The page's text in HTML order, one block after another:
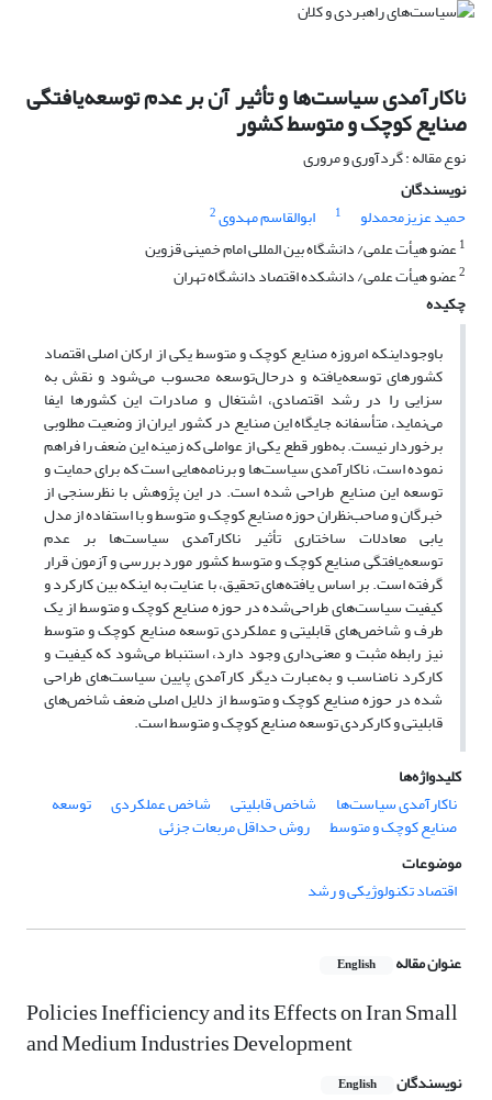
ناکارآمدی سیاست‌ها و تأثیر آن بر عدم توسعه‌یافتگی
صنایع کوچک و متوسط کشور
نوع مقاله : گردآوری و مروری
نویسندگان
حمید عزیزمحمدلو
1 ابوالقاسم مهدوی2
1عضو هیأت علمی/ دانشگاه بین المللی امام خمینی قزوین
2عضو هیأت علمی/ دانشکده اقتصاد دانشگاه تهران
چکیده
باوجوداینکه امروزه صنایع کوچک و متوسط یکی از ارکان اصلی اقتصاد
کشورهای توسعه‌یافته و درحال‌توسعه محسوب می‌شود و نقش به
سزایی را در رشد اقتصادی، اشتغال و صادرات این کشورها ایفا
می‌نماید، متأسفانه جایگاه این صنایع در کشور ایران از وضعیت مطلوبی
برخوردار نیست. به‌طور قطع یکی از عواملی که زمینه این ضعف را فراهم
نموده است، ناکارآمدی سیاست‌ها و برنامه‌هایی است که برای حمایت و
توسعه این صنایع طراحی شده است. در این پژوهش با نظرسنجی از
خبرگان و صاحب‌نظران حوزه صنایع کوچک و متوسط و با استفاده از مدل
یابی معادلات ساختاری تأثیر ناکارآمدی سیاست‌ها بر عدم
توسعه‌یافتگی صنایع کوچک و متوسط کشور مورد بررسی و آزمون قرار
گرفته است.بر اساس یافته‌های تحقیق، با عنایت به اینکه بین کارکرد و
کیفیت سیاست‌های طراحی‌شده در حوزه صنایع کوچک و متوسط از یک‌
طرف و شاخص‌های قابلیتی و عملکردی توسعه صنایع کوچک و متوسط
نیز رابطه مثبت و معنی‌داری وجود دارد، استنباط می‌شود که کیفیت و
کارکرد نامناسب و به‌عبارت‌ دیگر کارآمدی پایین سیاست‌های طراحی
‌شده در حوزه صنایع کوچک و متوسط‌از دلایل اصلی ضعف شاخص‌های
قابلیتی و کارکردیتوسعه صنایع کوچک و متوسط است.
کلیدواژه‌ها
ناکارآمدی سیاست‌ها
شاخص قابلیتی شاخص عملکردی توسعه
صنایع کوچک و متوسط
روش حداقل مربعات جزئی
موضوعات
اقتصاد تکنولوژیکی و رشد
عنوان مقاله English
Policies Inefficiency and its Effects on Iran Small
and Medium Industries Development
نویسندگان English